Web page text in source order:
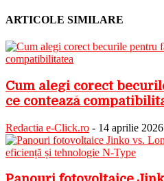
ARTICOLE SIMILARE
Cum alegi corect
ce contează
Redactia e-Click.ro - 14 aprilie 2026